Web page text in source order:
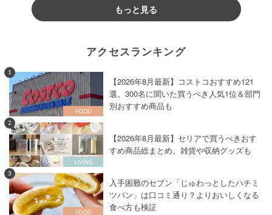
もっと見る
アクセスランキング
1
【2026年8月最新】コストコおすすめ121
選。300名に聞いた買うべき人気1位＆部門
別おすすめ商品も
2
【2026年8月最新】セリアで買うべきおす
すめ商品総まとめ。雑貨や収納グッズも
3
入手困難のセブン「じゅわっとしたハチミ
ツパン」は口コミ通り？よりおいしくなる
食べ方も検証